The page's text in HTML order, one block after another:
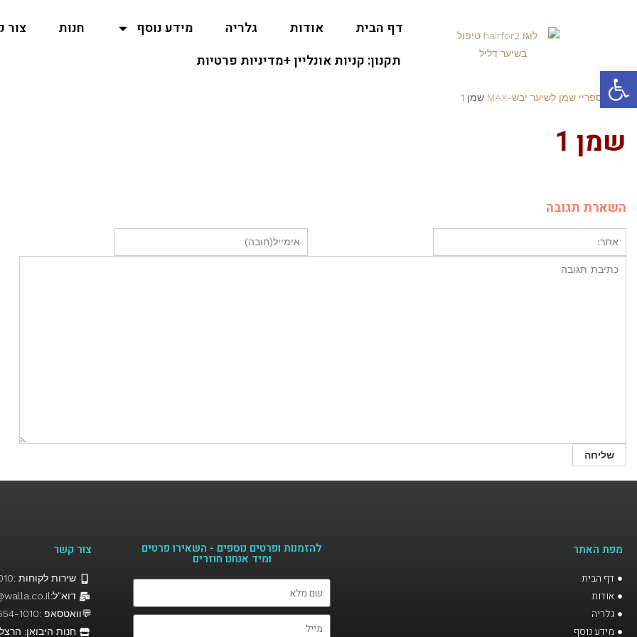
פתח סרגל נגישות
דף הבית אודות גלריה מידע נוסף חנות
צור
תקנון: קניות אונליין +מדיניות פרטיות
ראשי ספריי שמן לשיער יבש-MAX שמן 1
שמן 1
השארת תגובה
מפת האתר
דף הבית
אודות
גלריה
מידע נוסף
להזמנות ופרטים נוספים - השאירו פרטים
ומיד אנחנו חוזרים​
צור קשר
שירות לקוחות :058-5541010
דוא"ל:Hairfor2@walla.co.il
💬וואטסאפ :058-554-1010
חנות היבואן: הרצל 19,